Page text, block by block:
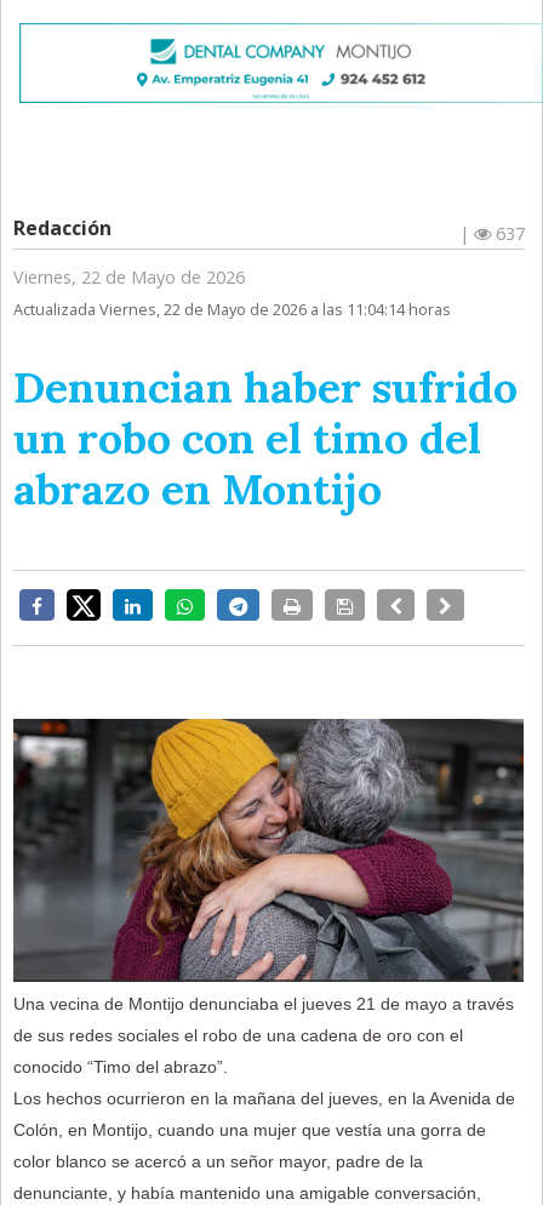
Redacción |
637
Viernes, 22 de Mayo de 2026
Actualizada Viernes, 22 de Mayo de 2026 a las 11:04:14 horas
Denuncian haber sufrido
un robo con el timo del
abrazo en Montijo
Una vecina de Montijo denunciaba el jueves 21 de mayo a través
de sus redes sociales el robo de una cadena de oro con el
conocido “Timo del abrazo”.
Los hechos ocurrieron en la mañana del jueves, en la Avenida de
Colón, en Montijo, cuando una mujer que vestía una gorra de
color blanco se acercó a un señor mayor, padre de la
denunciante, y había mantenido una amigable conversación,